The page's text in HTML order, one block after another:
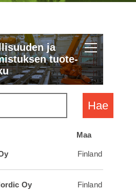
ja
tuote-
Hae
Maa
Finland
Oy Finland